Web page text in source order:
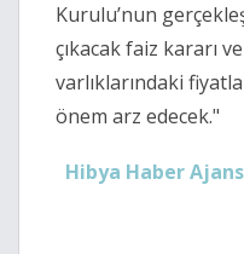
Kurulu’nun
çıkacak faiz kararı
varlıklarındaki
önem arz edecek."
Hibya Haber